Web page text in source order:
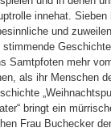
innehat. Sieben
und
stimmende
Samtpfoten mehr
als ihr Menschen
bringt ein
Frau Buchecker